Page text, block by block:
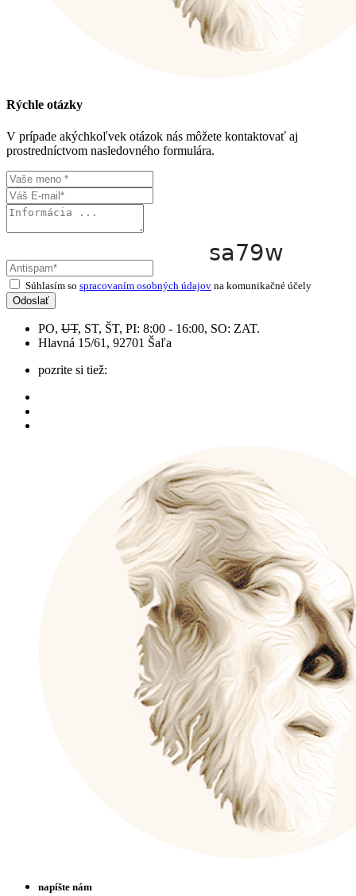
Rýchle otázky
V prípade akýchkoľvek otázok nás môžete kontaktovať aj
prostredníctvom nasledovného formulára.
Súhlasím so spracovaním osobných údajov na komunikačné účely
Odoslať
PO, UT, ST, ŠT, PI: 8:00 - 16:00, SO: ZAT.
Hlavná 15/61, 92701 Šaľa
pozrite si tiež:
napíšte nám